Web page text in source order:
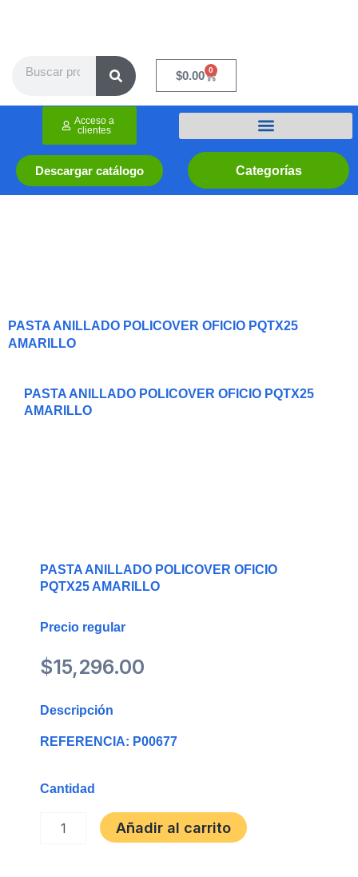
$0.00 0
Cart
Categorías
Descargar catálogo
Acceso a
clientes
PASTA ANILLADO POLICOVER OFICIO PQTX25
AMARILLO
PASTA ANILLADO POLICOVER OFICIO PQTX25
AMARILLO
PASTA ANILLADO POLICOVER OFICIO
PQTX25 AMARILLO
Precio regular
$15,296.00
Descripción
REFERENCIA: P00677
Cantidad
ANILLADO
Añadir al carrito